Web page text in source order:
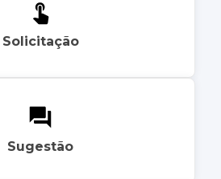
Solicitação
Sugestão